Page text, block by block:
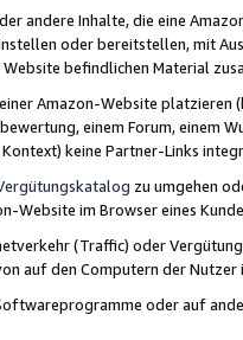
andere Inhalte, die eine
oder bereitstellen, mit
befindlichen Material
Amazon-Website
einem Forum, einem
keine Partner-Links
zu umgehen
Website im Browser eines
(Traffic) oder
auf den Computern der
oder auf